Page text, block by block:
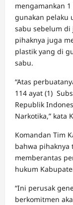
mengamankan
gunakan pelaku
sabu sebelum di
pihaknya juga
plastik yang di
sabu.
“Atas
114 ayat (1)
Republik
Narkotika,” kata
Komandan Tim
bahwa pihaknya
memberantas
hukum
“Ini perusak
berkomitmen